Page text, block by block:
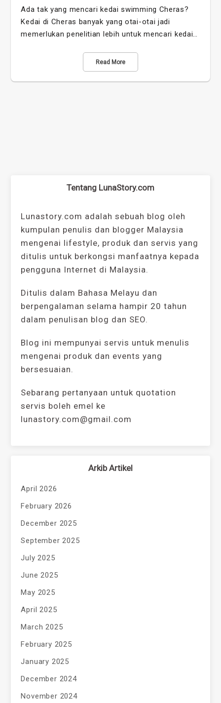
Ada tak yang mencari kedai swimming Cheras?
Kedai di Cheras banyak yang otai-otai jadi
memerlukan penelitian lebih untuk mencari kedai…
Read More
Tentang LunaStory.com
Lunastory.com adalah sebuah blog oleh
kumpulan penulis dan blogger Malaysia
mengenai lifestyle, produk dan servis yang
ditulis untuk berkongsi manfaatnya kepada
pengguna Internet di Malaysia.
Ditulis dalam Bahasa Melayu dan
berpengalaman selama hampir 20 tahun
dalam penulisan blog dan SEO.
Blog ini mempunyai servis untuk menulis
mengenai produk dan events yang
bersesuaian.
Sebarang pertanyaan untuk quotation
servis boleh emel ke
lunastory.com@gmail.com
Arkib Artikel
April 2026
February 2026
December 2025
September 2025
July 2025
June 2025
May 2025
April 2025
March 2025
February 2025
January 2025
December 2024
November 2024